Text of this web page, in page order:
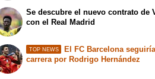
Se descubre el nuevo contrato de
con el Real Madrid
TOP NEWS
El FC Barcelona
carrera por Rodrigo Hernández